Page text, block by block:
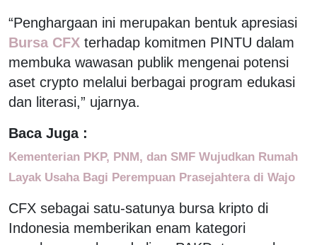
“Penghargaan ini merupakan bentuk apresiasi
Bursa CFX terhadap komitmen PINTU dalam
membuka wawasan publik mengenai potensi
aset crypto melalui berbagai program edukasi
dan literasi,” ujarnya.
Baca Juga :
Kementerian PKP, PNM, dan SMF Wujudkan Rumah
Layak Usaha Bagi Perempuan Prasejahtera di Wajo
CFX sebagai satu-satunya bursa kripto di
Indonesia memberikan enam kategori